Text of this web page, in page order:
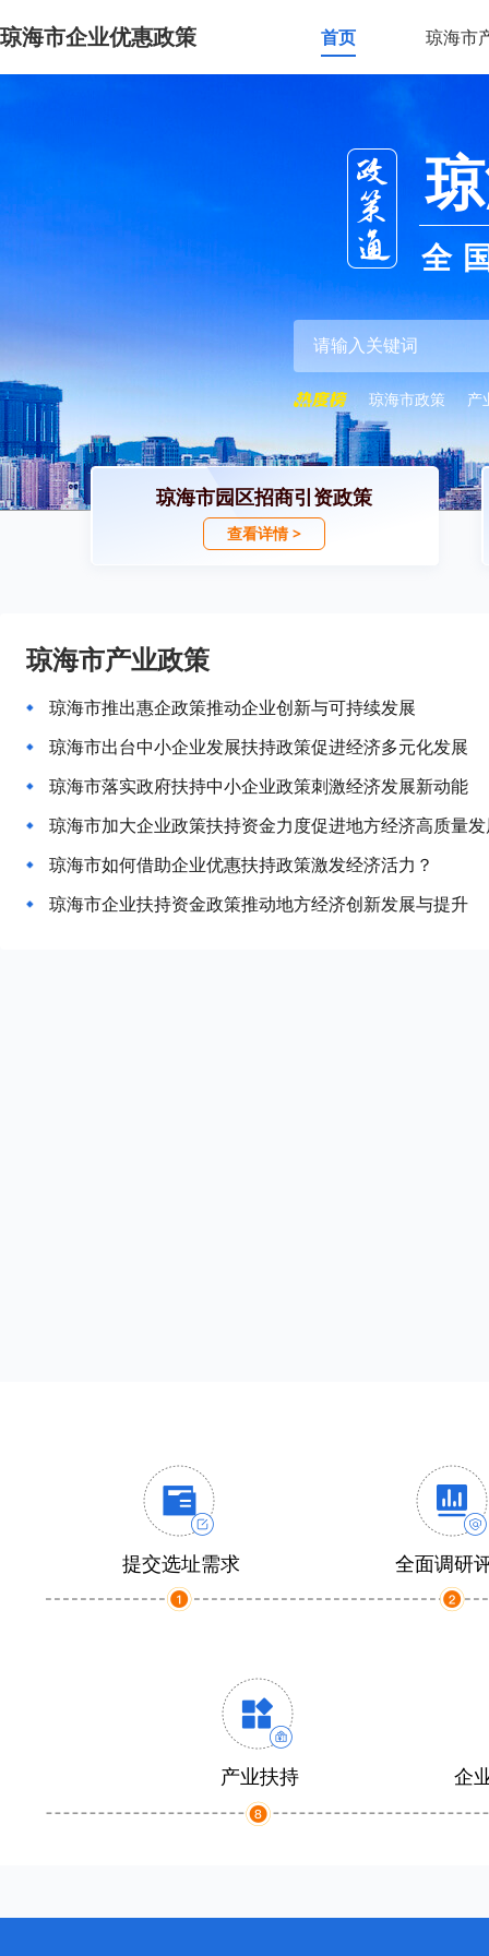
琼海市企业优惠政策 首页 琼海市
全
琼海市政策 产
琼海市园区招商引资政策
查看详情 >
琼海市产业政策
琼海市推出惠企政策推动企业创新与可持续发展
琼海市出台中小企业发展扶持政策促进经济多元化发展
琼海市落实政府扶持中小企业政策刺激经济发展新动能
琼海市加大企业政策扶持资金力度促进地方经济高质量
琼海市如何借助企业优惠扶持政策激发经济活力？
琼海市企业扶持资金政策推动地方经济创新发展与提升
提交选址需求 全面调研
产业扶持 企